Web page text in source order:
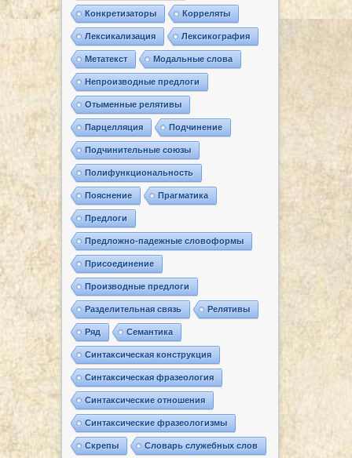
Конкретизаторы Корреляты
Лексикализация Лексикография
Метатекст Модальные слова
Непроизводные предлоги
Отыменные релятивы
Парцелляция Подчинение
Подчинительные союзы
Полифункциональность
Пояснение Прагматика
Предлоги
Предложно-падежные словоформы
Присоединение
Производные предлоги
Разделительная связь Релятивы
Ряд Семантика
Синтаксическая конструкция
Синтаксическая фразеология
Синтаксические отношения
Синтаксические фразеологизмы
Скрепы Словарь служебных слов